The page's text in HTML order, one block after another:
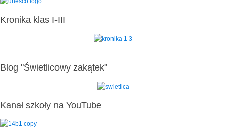
Kronika klas I-III
Blog "Świetlicowy zakątek"
Kanał szkoły na YouTube